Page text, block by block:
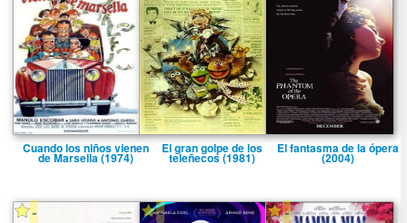
Cuando los niños vienen
de Marsella (1974)
El gran golpe de los
teleñecos (1981)
El fantasma de la ópera
(2004)
- - -